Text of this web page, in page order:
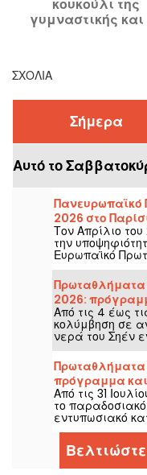
κουκούλι της
γυμναστικής και
τις γυναίκες.
ΣΧΌΛΙΑ
Σήμερα
Αυτό το
2026 στο
πρόγραμμα,
διοργάνωση
Τον Απρίλιο
την
Ευρωπαϊκό
2026. Από τις 31
Αυγούστου, το
Κολύμβησης
εμψυχώσετε
τις
γνωρίζετε για
αγωνίσματα!
2026:
κολύμβησης
Από τις 4 έως
κολύμβηση σε
νερά του Σηέν
χλμ, 10 χλμ και
κοντράρονται
Πρωταθλήματα
πρόγραμμα
αγώνων
κατάδυσης
Από τις 31
το
εντυπωσιακό
κυριεύουν τα
Κολύμβησης.
δεξαμενής του
τοπίου του